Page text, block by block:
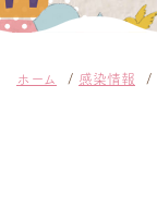
ホーム 感染情報